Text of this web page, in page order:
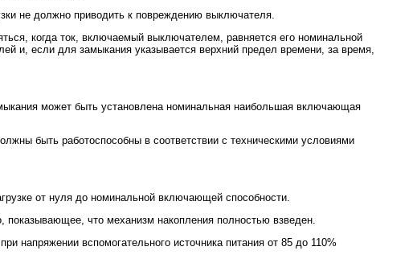
не должно приводить к повреждению выключателя.
когда ток, включаемый выключателем, равняется его номинальной
и, если для замыкания указывается верхний предел времени, за время,
может быть установлена номинальная наибольшая включающая
быть работоспособны в соответствии с техническими условиями
от нуля до номинальной включающей способности.
что механизм накопления полностью взведен.
напряжении вспомогательного источника питания от 85 до 110%